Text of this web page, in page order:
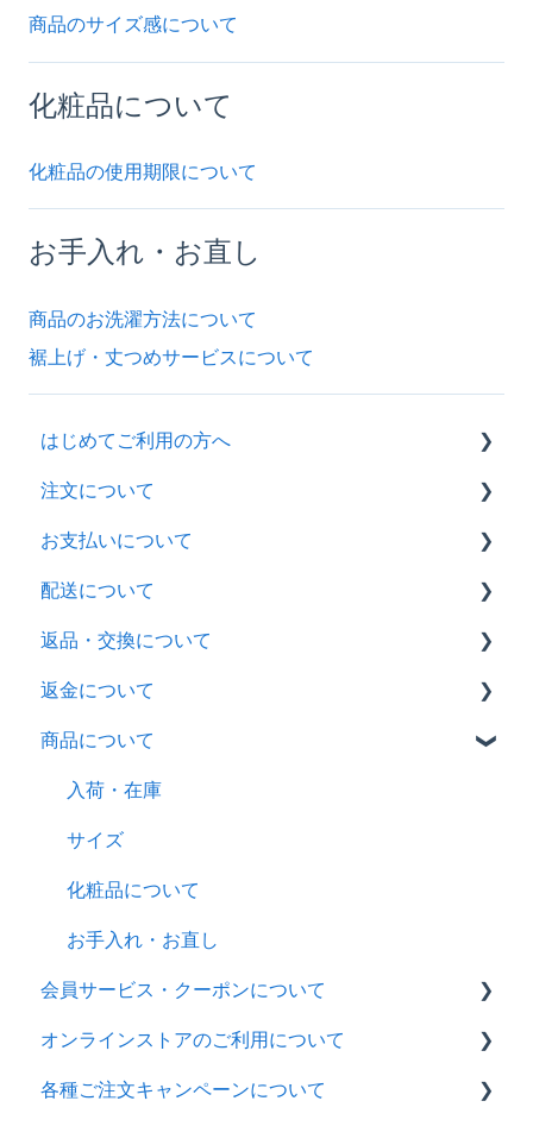
商品のサイズ感について
化粧品について
化粧品の使用期限について
お手入れ・お直し
商品のお洗濯方法について
裾上げ・丈つめサービスについて
はじめてご利用の方へ
ご注文方法
注文について
注文後の流れ
注文の変更・キャンセル
ギフトラッピング
お支払いについて
お支払い方法の確認・変更
Shop Pay（ショップペイ）について
領収書
配送について
お届け方法・お届け時期
送料
返品・交換について
返品・交換の流れ
返品方法
返送先
商品に不良があった場合について
返金について
返金の流れ
商品について
入荷・在庫
サイズ
化粧品について
お手入れ・お直し
会員サービス・クーポンについて
会員サービス
オンラインストアのご利用について
アカウントのご利用について
各種ご注文キャンペーンについて